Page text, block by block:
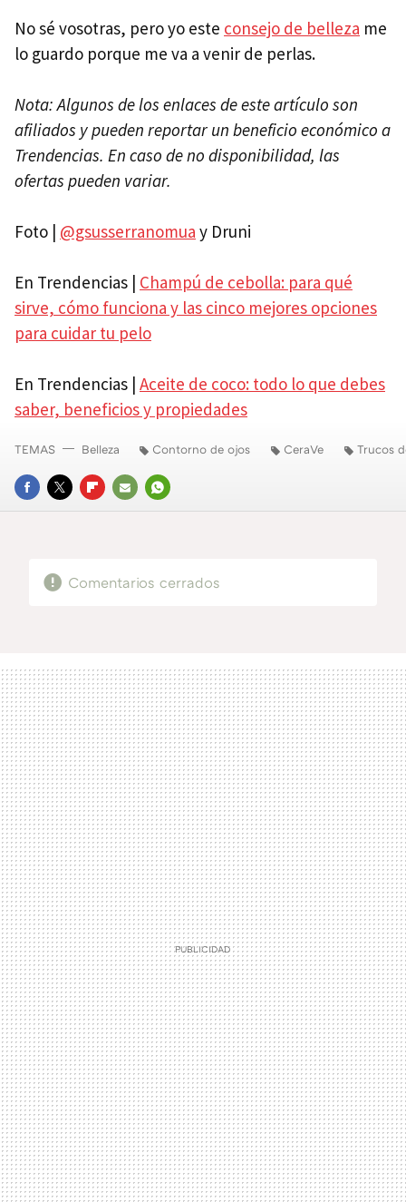
No sé vosotras, pero yo este consejo de belleza me
lo guardo porque me va a venir de perlas.
Nota: Algunos de los enlaces de este artículo son
afiliados y pueden reportar un beneficio económico a
Trendencias. En caso de no disponibilidad, las
ofertas pueden variar.
Foto | @gsusserranomua y Druni
En Trendencias | Champú de cebolla: para qué
sirve, cómo funciona y las cinco mejores opciones
para cuidar tu pelo
En Trendencias | Aceite de coco: todo lo que debes
saber, beneficios y propiedades
FACEBOOK
TWITTERFLIPBOARD
E-
WHATSAPP
TEMAS Belleza Contorno de ojos CeraVe Trucos
Comentarios cerrados